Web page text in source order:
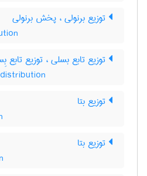
توزیع برنولی ، پخش برنولی
توزیع تابع بسلی ، توزیع تابع
توزیع بتا
توزیع بتا